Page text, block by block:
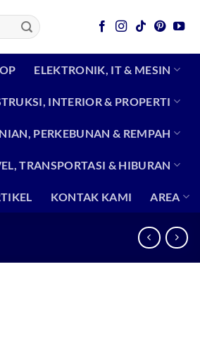
ELEKTRONIK, IT & MESIN
INTERIOR & PROPERTI
PERKEBUNAN & REMPAH
TRANSPORTASI & HIBURAN
KONTAK KAMI AREA